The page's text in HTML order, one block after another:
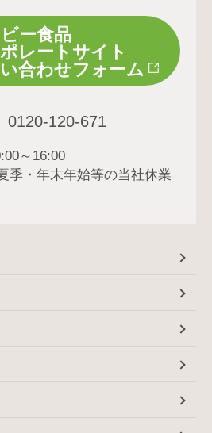
ー食品
レートサイト
合わせフォーム
0120-120-671
～16:00
季・年末年始等の当社休業